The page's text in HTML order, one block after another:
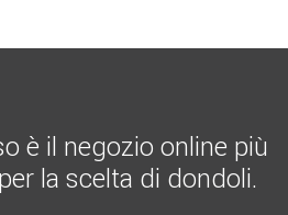
è il negozio online più
la scelta di dondoli.